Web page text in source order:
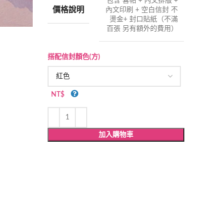
價格說明
內文印刷 + 空白信封 不
燙金+ 封口貼紙（不滿
百張 另有額外的費用）
搭配信封顏色(方)
NT$
加入購物車